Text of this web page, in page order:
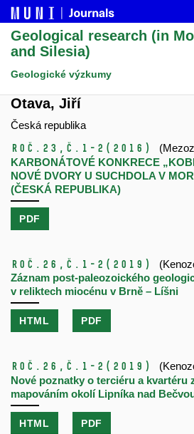
Geological research (in
and Silesia)
Geologické výzkumy
Otava, Jiří
Česká republika
Roč.23, č.1-2 (2016)
KARBONÁTOVÉ KONKRECE
NOVÉ DVORY U SUCHDOLA V
(ČESKÁ REPUBLIKA)
PDF
Roč.26, č.1-2 (2019)
Záznam post-paleozoického
v reliktech miocénu v Brně – Líšni
HTML PDF
Roč.26, č.1-2 (2019)
Nové poznatky o terciéru a kvartéru
mapováním okolí Lipníka nad
HTML PDF